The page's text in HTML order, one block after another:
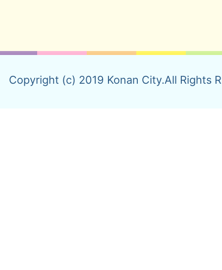
Copyright (c) 2019 Konan City.All Rights